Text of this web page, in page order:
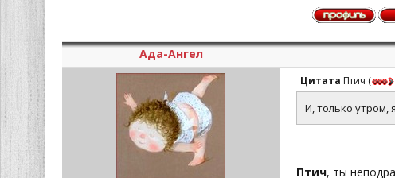
Ада-Ангел
Цитата Птич (
И, только утром,
Птич, ты